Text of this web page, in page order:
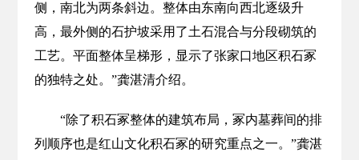
侧，南北为两条斜边。整体由东南向西北逐级升
高，最外侧的石护坡采用了土石混合与分段砌筑的
工艺。平面整体呈梯形，显示了张家口地区积石冢
的独特之处。”龚湛清介绍。
“除了积石冢整体的建筑布局，冢内墓葬间的排
列顺序也是红山文化积石冢的研究重点之一。”龚湛